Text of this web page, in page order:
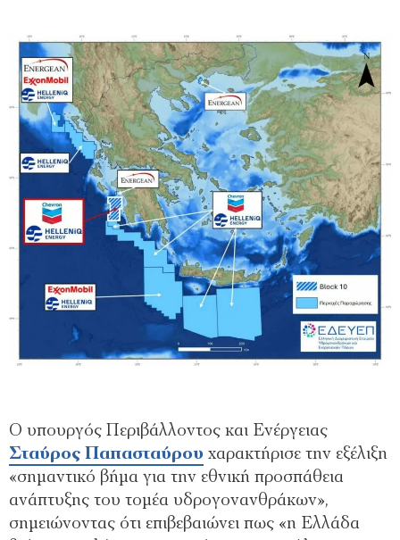
Ο υπουργός Περιβάλλοντος και Ενέργειας
Σταύρος Παπασταύρου χαρακτήρισε την εξέλιξη
«σημαντικό βήμα για την εθνική προσπάθεια
ανάπτυξης του τομέα υδρογονανθράκων»,
σημειώνοντας ότι επιβεβαιώνει πως «η Ελλάδα